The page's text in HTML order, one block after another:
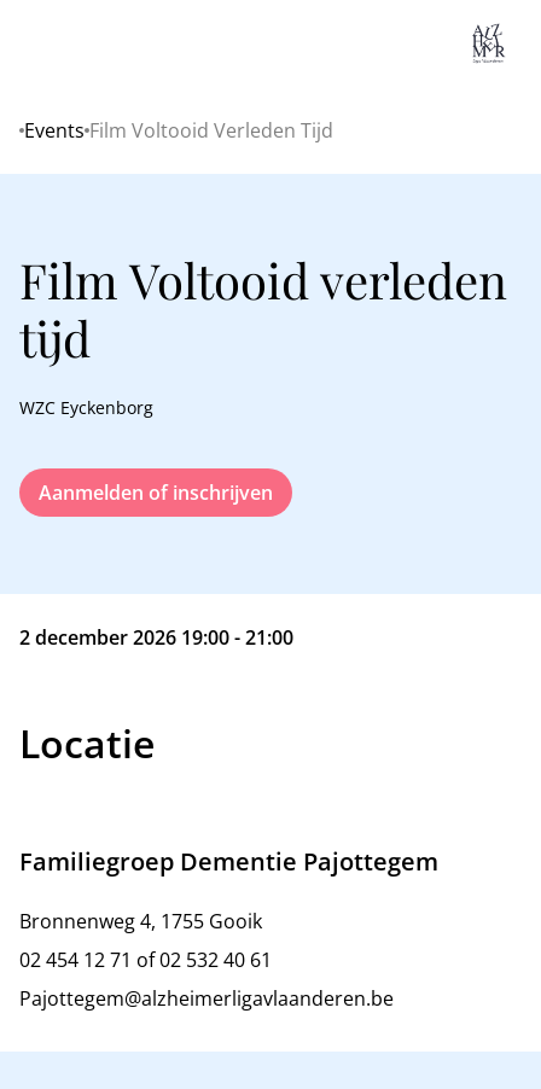
Home
Events Film Voltooid Verleden Tijd
Film Voltooid verleden
tijd
WZC Eyckenborg
Aanmelden of inschrijven
2 december 2026 19:00 - 21:00
Locatie
Familiegroep Dementie Pajottegem
Bronnenweg 4, 1755 Gooik
02 454 12 71 of 02 532 40 61
Pajottegem@alzheimerligavlaanderen.be